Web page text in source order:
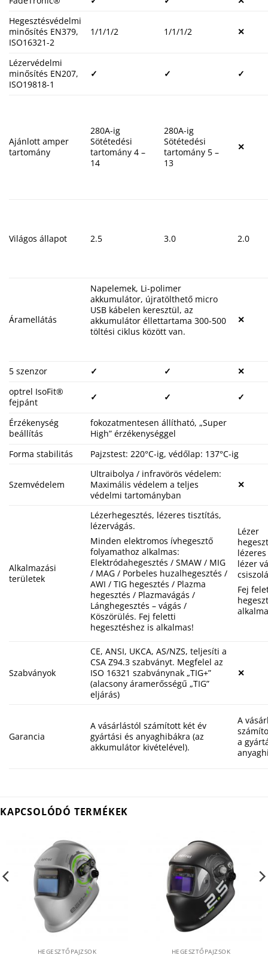
Hegesztésvédelmi
minősítés EN379,
ISO16321-2
1/1/1/2 1/1/1/2 ✕
Lézervédelmi
minősítés EN207,
ISO19818-1
✓ ✓ ✓
Ajánlott amper
tartomány
280A-ig
Sötétedési
tartomány 4 –
14
280A-ig
Sötétedési
tartomány 5 –
13
✕
Világos állapot 2.5 3.0 2.0
Áramellátás
Napelemek, Li-polimer
akkumulátor, újratölthető micro
USB kábelen keresztül, az
akkumulátor éllettartama 300-500
töltési ciklus között van.
✕
5 szenzor ✓ ✓
✕
optrel IsoFit®
fejpánt
✓ ✓ ✓
Érzékenység
beállítás
fokozatmentesen állítható, „Super
High” érzékenységgel
Forma stabilitás
Pajzstest: 220°C-ig, védőlap: 137°C-ig
Szemvédelem
Ultraibolya / infravörös védelem:
Maximális védelem a teljes
védelmi tartományban
✕
Alkalmazási
területek
Lézerhegesztés, lézeres tisztítás,
lézervágás.
Minden elektromos ívhegesztő
folyamathoz alkalmas:
Elektródahegesztés / SMAW / MIG
/ MAG / Porbeles huzalhegesztés /
AWI / TIG hegesztés / Plazma
hegesztés / Plazmavágás /
Lánghegesztés – vágás /
Köszörülés. Fej feletti
hegesztéshez is alkalmas!
Lézer
lézer
Fej
Szabványok
CE, ANSI, UKCA, AS/NZS, teljesíti a
CSA Z94.3 szabványt. Megfelel az
ISO 16321 szabványnak „TIG+”
(alacsony áramerősségű „TIG”
eljárás)
✕
Garancia
A vásárlástól számított két év
gyártási és anyaghibákra (az
akkumulátor kivételével).
A
a
KAPCSOLÓDÓ TERMÉKEK
HEGESZTŐPAJZSOK HEGESZTŐPAJZSOK